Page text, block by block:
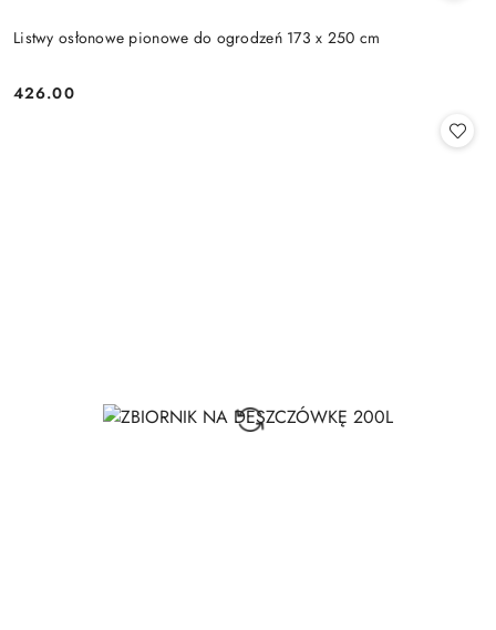
Listwy osłonowe pionowe do ogrodzeń 173 x 250 cm
Cena:
426.00